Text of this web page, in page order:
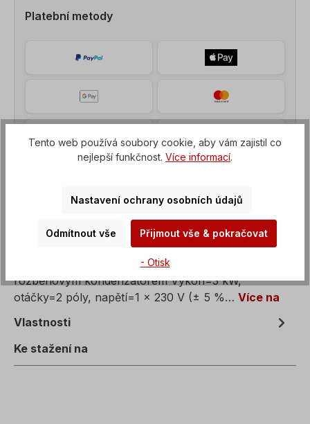
Platební metody
Střídavý motor, jednofázový motor s provozním a
rozběhovým kondenzátorem Výkon=3 kW,
otáčky=2 póly, napětí=1 x 230 V (± 5 %… Více na
Vlastnosti
Ke stažení na
Tento web používá soubory cookie, aby vám zajistil co
nejlepší funkčnost. Více informací.
Nastavení ochrany osobních údajů
Odmítnout vše Přijmout vše & pokračovat
- Otisk